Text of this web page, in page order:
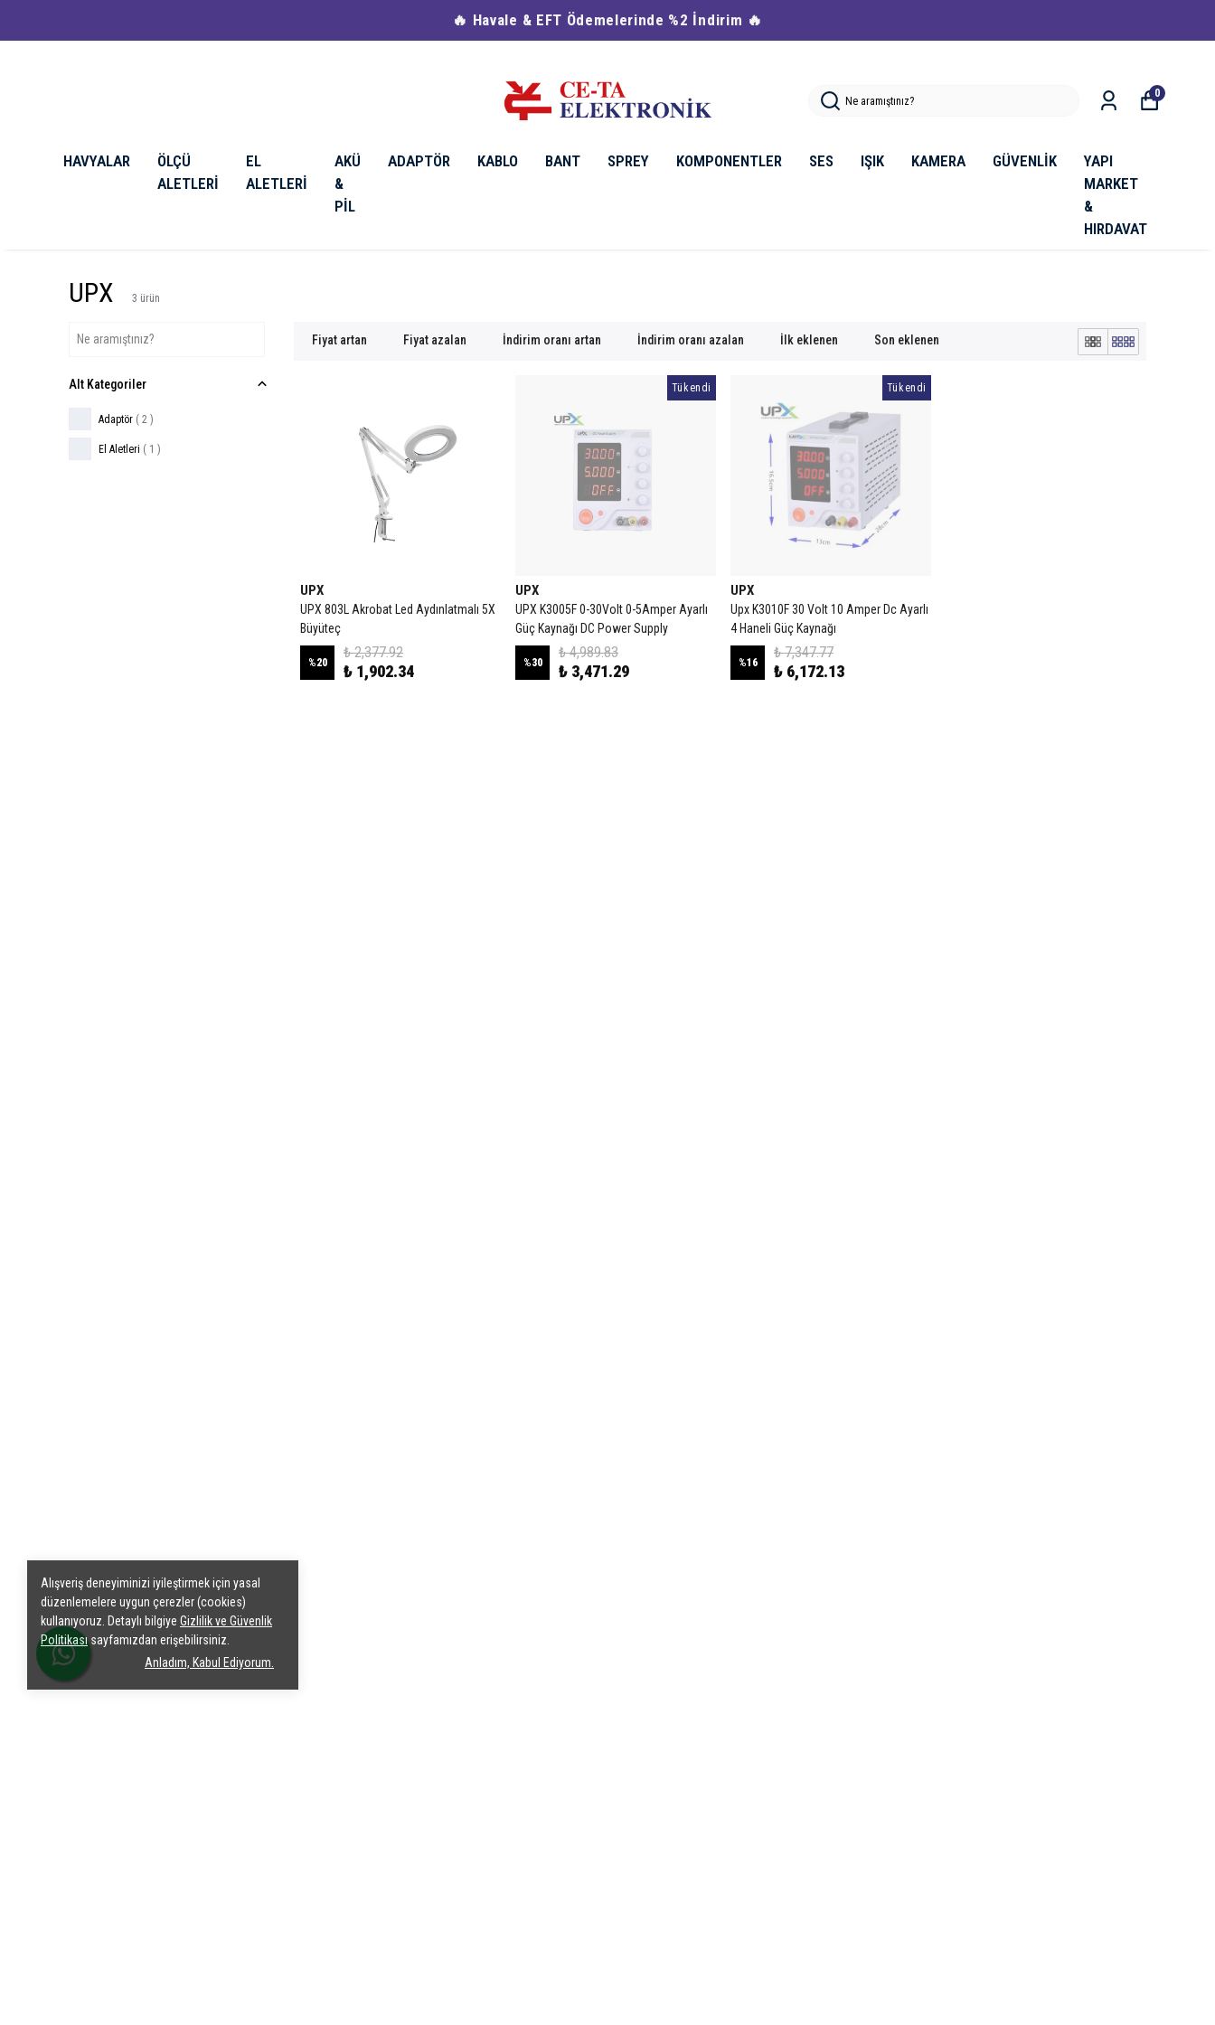
🔥 Havale & EFT Ödemelerinde %2 İndirim 🔥
HAVYALAR
ÖLÇÜ
ALETLERİ
EL
ALETLERİ
AKÜ
&
PİL
ADAPTÖR KABLO BANT SPREY KOMPONENTLER SES IŞIK KAMERA GÜVENLİK
YAPI
MARKET
&
HIRDAVAT
0
Alışveriş deneyiminizi iyileştirmek için yasal
düzenlemelere uygun çerezler (cookies)
kullanıyoruz. Detaylı bilgiye Gizlilik ve Güvenlik
Politikasısayfamızdan erişebilirsiniz.
Anladım, Kabul Ediyorum.
UPX 3 ürün
Fiyat artan Fiyat azalan İndirim oranı artan İndirim oranı azalan İlk eklenen Son eklenen
Alt Kategoriler
Adaptör ( 2 )
El Aletleri ( 1 )
UPX
UPX 803L Akrobat Led Aydınlatmalı 5X
Büyüteç
%20
₺ 2,377.92
₺ 1,902.34
Tükendi
UPX
UPX K3005F 0-30Volt 0-5Amper Ayarlı
Güç Kaynağı DC Power Supply
%30
₺ 4,989.83
₺ 3,471.29
Tükendi
UPX
Upx K3010F 30 Volt 10 Amper Dc Ayarlı
4 Haneli Güç Kaynağı
%16
₺ 7,347.77
₺ 6,172.13